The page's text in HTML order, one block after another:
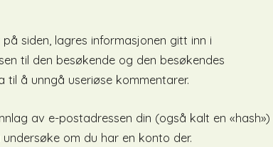
siden, lagres informasjonen gitt inn i
til den besøkende og den besøkendes
å unngå useriøse kommentarer.
av e-postadressen din (også kalt en «hash»)
om du har en konto der.